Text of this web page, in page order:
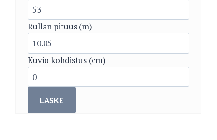
Rullan pituus (m)
Kuvio kohdistus (cm)
LASKE